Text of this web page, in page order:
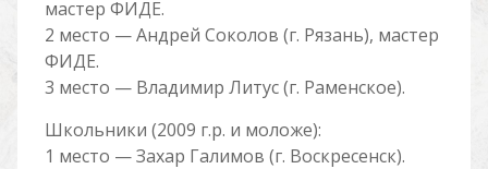
мастер ФИДЕ.
2 место — Андрей Соколов (г. Рязань), мастер
ФИДЕ.
3 место — Владимир Литус (г. Раменское).
Школьники (2009 г.р. и моложе):
1 место — Захар Галимов (г. Воскресенск).